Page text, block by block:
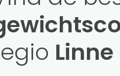
Linne